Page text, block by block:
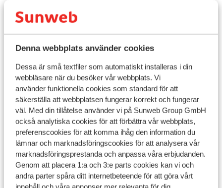
Denna webbplats använder cookies
Dessa är små textfiler som automatiskt installeras i din
webbläsare när du besöker vår webbplats. Vi
använder funktionella cookies som standard för att
säkerställa att webbplatsen fungerar korrekt och fungerar
väl. Med din tillåtelse använder vi på Sunweb Group GmbH
också analytiska cookies för att förbättra vår webbplats,
preferenscookies för att komma ihåg den information du
lämnar och marknadsföringscookies för att analysera vår
marknadsföringsprestanda och anpassa våra erbjudanden.
Genom att placera 1:a och 3:e parts cookies kan vi och
andra parter spåra ditt internetbeteende för att göra vårt
även äta en trevlig middag på hotellet. Internationella
och lokala specialiteter serveras i den attraktiva
restaurangen. Omgivningarna I Funchal kan du hitta
utsökt lagad mat av yttersta klass, exklusiva uteställen
men samtidigt traditionella små kaffehak, sjudande
saluhallar och trånga gränder med kullersten. Du hittar
även ett bra shopping med märkesbutiker. Atmosfären
är lugn och kulturutbudet rikt.
Vad våra gäster tycker
Det här är 100 % äkta kundrecensioner som verkligen
speglar deras upplevelser av vår produkt.
Mer om recensioner
Mest bokad av partner
8.4 Fantastisk
19 juni 2026
Prima, de kamer wordt goed schoongemaakt.
Geen ongedierte gevonden. Personeel heel
vriendelijk. Het hotel op loop afstand van het
centrum. Super
Prima, de kamer wordt goed schoongemaakt.
Geen ongedierte gevonden. Personeel heel
vriendelijk. Het hotel op loop afstand van het
centrum. Super